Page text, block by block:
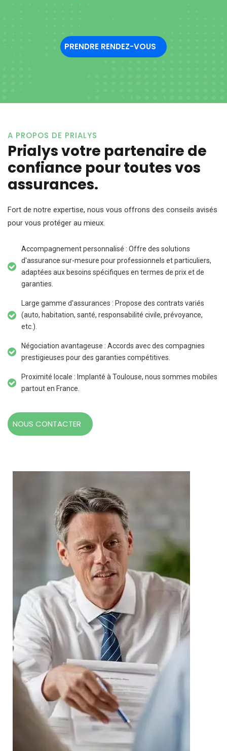
PRENDRE RENDEZ-VOUS
A PROPOS DE PRIALYS
Prialys votre partenaire de
confiance pour toutes vos
assurances.
Fort de notre expertise, nous vous offrons des conseils avisés
pour vous protéger au mieux.
Accompagnement personnalisé : Offre des solutions
d'assurance sur-mesure pour professionnels et particuliers,
adaptées aux besoins spécifiques en termes de prix et de
garanties.
Large gamme d'assurances : Propose des contrats variés
(auto, habitation, santé, responsabilité civile, prévoyance,
etc.).
Négociation avantageuse : Accords avec des compagnies
prestigieuses pour des garanties compétitives.
Proximité locale : Implanté à Toulouse, nous sommes mobiles
partout en France.
NOUS CONTACTER